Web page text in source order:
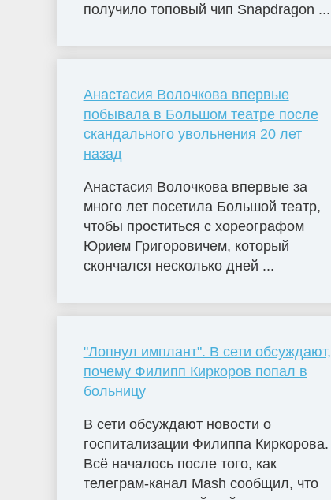
получило топовый чип Snapdragon ...
Анастасия Волочкова впервые
побывала в Большом театре после
скандального увольнения 20 лет
назад
Анастасия Волочкова впервые за
много лет посетила Большой театр,
чтобы проститься с хореографом
Юрием Григоровичем, который
скончался несколько дней ...
"Лопнул имплант". В сети обсуждают,
почему Филипп Киркоров попал в
больницу
В сети обсуждают новости о
госпитализации Филиппа Киркорова.
Всё началось после того, как
телеграм-канал Mash сообщил, что